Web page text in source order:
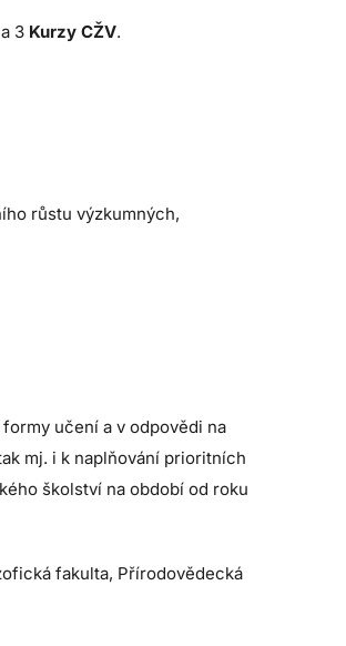
a 3 Kurzy CŽV.
růstu výzkumných,
učení a v odpovědi na
mj. i k naplňování prioritních
školství na období od roku
fakulta, Přírodovědecká